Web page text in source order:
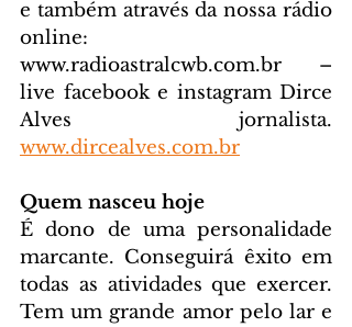
e também através da nossa rádio
www.radioastralcwb.com.br –
live facebook e instagram Dirce
www.dircealves.com.br
Quem nasceu hoje
É dono de uma personalidade
marcante. Conseguirá êxito em
todas as atividades que exercer.
Tem um grande amor pelo lar e